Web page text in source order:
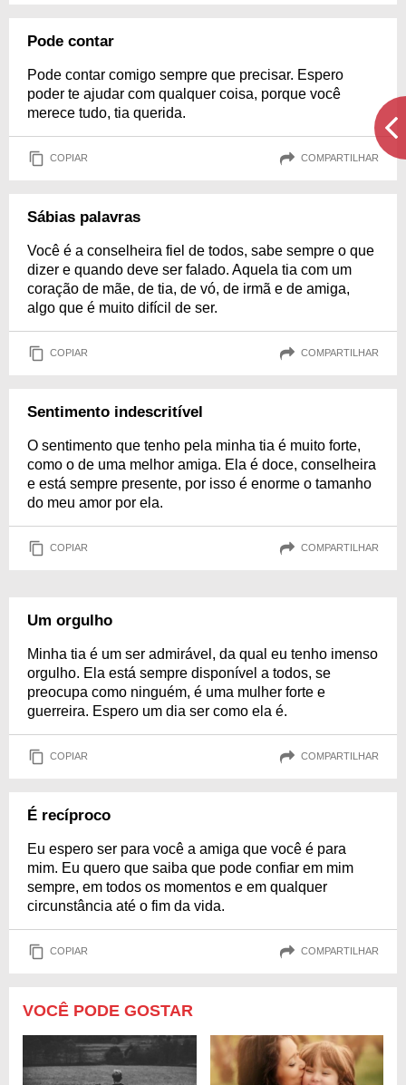
Pode contar
Pode contar comigo sempre que precisar. Espero
poder te ajudar com qualquer coisa, porque você
merece tudo, tia querida.
COPIAR COMPARTILHAR
Sábias palavras
Você é a conselheira fiel de todos, sabe sempre o que
dizer e quando deve ser falado. Aquela tia com um
coração de mãe, de tia, de vó, de irmã e de amiga,
algo que é muito difícil de ser.
COPIAR COMPARTILHAR
Sentimento indescritível
O sentimento que tenho pela minha tia é muito forte,
como o de uma melhor amiga. Ela é doce, conselheira
e está sempre presente, por isso é enorme o tamanho
do meu amor por ela.
COPIAR COMPARTILHAR
Um orgulho
Minha tia é um ser admirável, da qual eu tenho imenso
orgulho. Ela está sempre disponível a todos, se
preocupa como ninguém, é uma mulher forte e
guerreira. Espero um dia ser como ela é.
COPIAR COMPARTILHAR
É recíproco
Eu espero ser para você a amiga que você é para
mim. Eu quero que saiba que pode confiar em mim
sempre, em todos os momentos e em qualquer
circunstância até o fim da vida.
COPIAR COMPARTILHAR
VOCÊ PODE GOSTAR